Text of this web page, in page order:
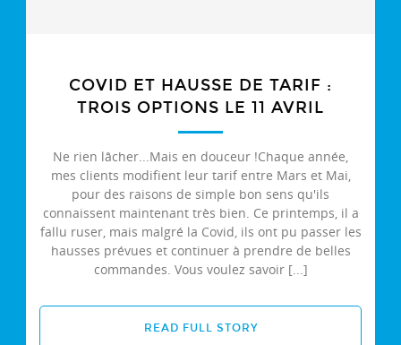
COVID ET HAUSSE DE TARIF :
TROIS OPTIONS LE 11 AVRIL
Ne rien lâcher...Mais en douceur !Chaque année,
mes clients modifient leur tarif entre Mars et Mai,
pour des raisons de simple bon sens qu'ils
connaissent maintenant très bien. Ce printemps, il a
fallu ruser, mais malgré la Covid, ils ont pu passer les
hausses prévues et continuer à prendre de belles
commandes. Vous voulez savoir [...]
READ FULL STORY